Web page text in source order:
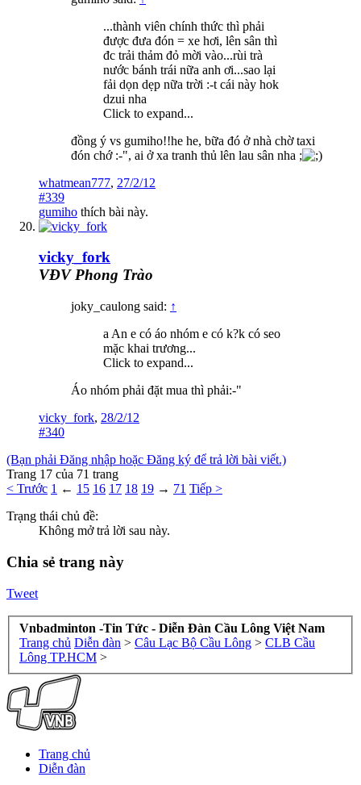
...thành viên chính thức thì phải
được đưa đón = xe hơi, lên sân thì
đc trải thảm đỏ mời vào...rùi trà
nước bánh trái nữa anh ơi...sao lại
fải dọn dẹp nữa trời :-t cái này hok
dzui nha
Click to expand...
đồng ý vs gumiho!!he he, bữa đó ở nhà chờ taxi
đón chớ :-", ai ở xa tranh thủ lên lau sân nha ;
whatmean777, 27/2/12
#339
gumiho thích bài này.
vicky_fork
VĐV Phong Trào
joky_caulong said: ↑
a An e có áo nhóm e có k?k có seo
mặc khai trương...
Click to expand...
Áo nhóm phải đặt mua thì phải:-"
vicky_fork, 28/2/12
#340
(Bạn phải Đăng nhập hoặc Đăng ký để trả lời bài viết.)
Trang 17 của 71 trang
< Trước 1 ← 15 16 17 18 19 → 71 Tiếp >
Trạng thái chủ đề:
Không mở trả lời sau này.
Chia sẻ trang này
Tweet
Vnbadminton -Tin Tức - Diễn Đàn Cầu Lông Việt Nam
Trang chủ Diễn đàn > Câu Lạc Bộ Cầu Lông > CLB Cầu
Lông TP.HCM >
Trang chủ
Diễn đàn